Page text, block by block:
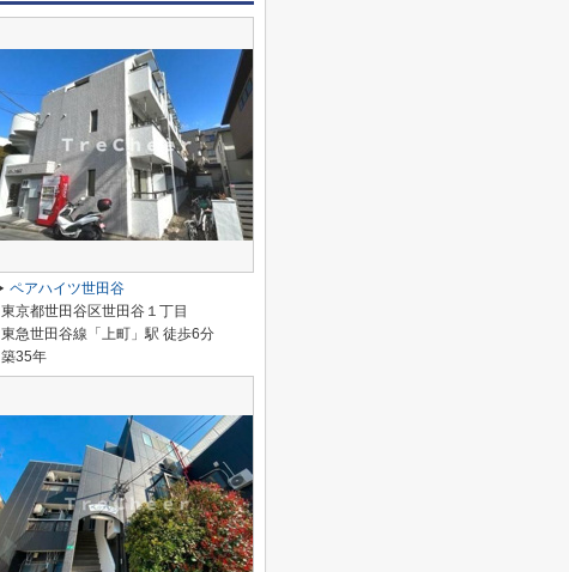
ペアハイツ世田谷
東京都世田谷区世田谷１丁目
東急世田谷線「上町」駅 徒歩6分
築35年